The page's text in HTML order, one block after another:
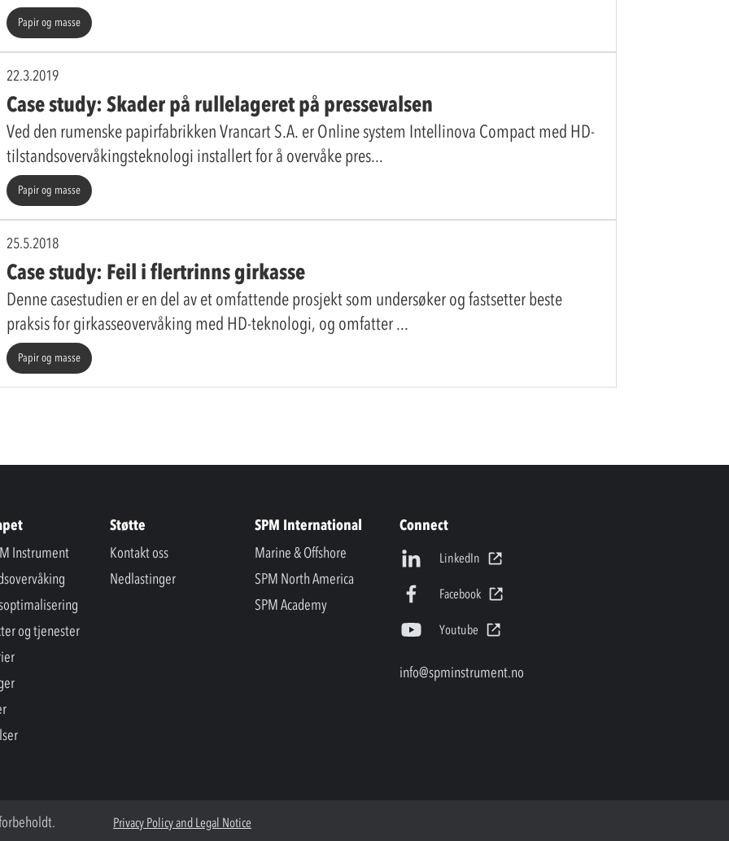
Papir og masse
22.3.2019
Case study: Skader på rullelageret på pressevalsen
Ved den rumenske papirfabrikken Vrancart S.A. er Online system Intellinova Compact med HD-
tilstandsovervåkingsteknologi installert for å overvåke pres
Papir og masse
25.5.2018
Case study: Feil i flertrinns girkasse
Denne casestudien er en del av et omfattende prosjekt som undersøker og fastsetter beste
praksis for girkasseovervåking med HD-teknologi, og omfatter
Papir og masse
Instrument
og tjenester
Støtte
Kontakt oss
Nedlastinger
SPM International
Marine & Offshore
SPM North America
SPM Academy
Connect
LinkedIn
Facebook
Youtube
info@spminstrument.no
Privacy Policy and Legal Notice